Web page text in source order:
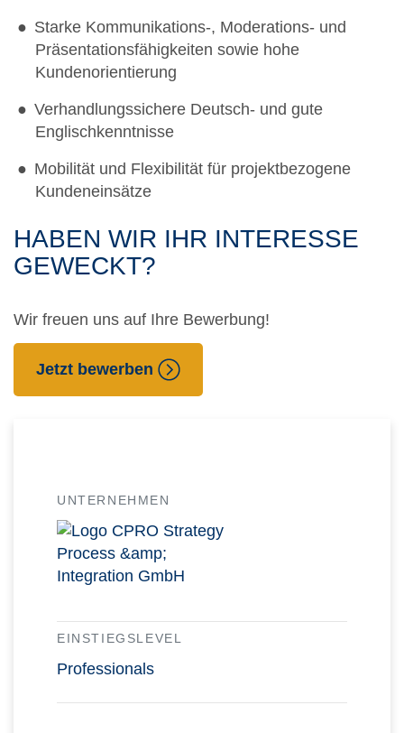
Starke Kommunikations-, Moderations- und
Präsentationsfähigkeiten sowie hohe
Kundenorientierung
Verhandlungssichere Deutsch- und gute
Englischkenntnisse
Mobilität und Flexibilität für projektbezogene
Kundeneinsätze
HABEN WIR IHR INTERESSE
GEWECKT?
Wir freuen uns auf Ihre Bewerbung!
Jetzt bewerben
UNTERNEHMEN
EINSTIEGSLEVEL
Professionals